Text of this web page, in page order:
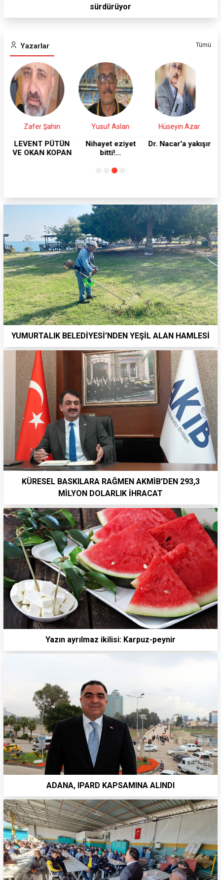
sürdürüyor
Yazarlar Tümü
Zafer Şahin
LEVENT PÜTÜN
VE OKAN KOPAN
Yusuf Aslan
Nihayet eziyet
bitti!...
Hüseyin Azar
Dr. Nacar'a yakışır
YUMURTALIK BELEDİYESİ’NDEN YEŞİL ALAN HAMLESİ
KÜRESEL BASKILARA RAĞMEN AKMİB’DEN 293,3
MİLYON DOLARLIK İHRACAT
Yazın ayrılmaz ikilisi: Karpuz-peynir
ADANA, IPARD KAPSAMINA ALINDI